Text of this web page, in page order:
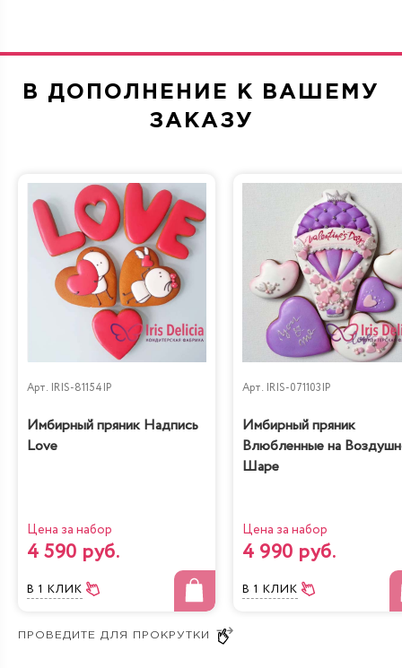
В ДОПОЛНЕНИЕ К ВАШЕМУ
ЗАКАЗУ
Арт. IRIS-81154IP
Имбирный пряник Надпись
Love
Цена за набор
4 590 руб.
В 1 КЛИК
Арт. IRIS-071103IP
Имбирный пряник
Влюбленные на
Шаре
Цена за набор
4 990 руб.
В 1 КЛИК